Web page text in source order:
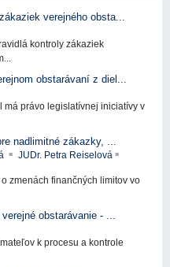
verejného obsta...
kontroly zákaziek
obstarávaní z diel...
má právo legislatívnej iniciatívy v
nadlimitné zákazky, ...
JUDr. Petra Reiselová
zmenách finančných limitov vo
obstarávanie - ...
k procesu a kontrole